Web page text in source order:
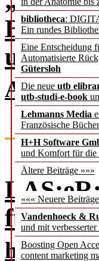
bibliotheca:
Ein rundes
Eine Entscheidung
Automatisierte
Gütersloh
Die neue utb
utb-studi-e-book
Lehmanns Media
Französische
H+H Software
und Komfort für die
Ältere Beiträge »»»
««« Neuere Beiträge
Vandenhoeck &
und mit
Boosting Open
content marketing
unserer
Andreas
für die
hbz und